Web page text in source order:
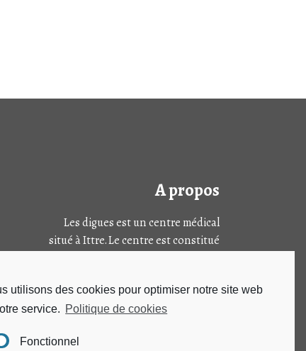
utilisons des cookies pour optimiser notre site web
service. Politique de cookies
Fonctionnel
A propos
Les digues est un centre médical
situé à Ittre. Le centre est constitué
prélèvement et de ressource.